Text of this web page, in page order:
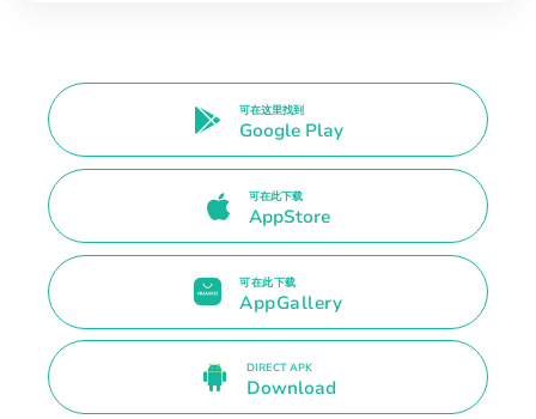
可在这里找到
Google Play
可在此下载
AppStore
可在此下载
AppGallery
DIRECT APK
Download